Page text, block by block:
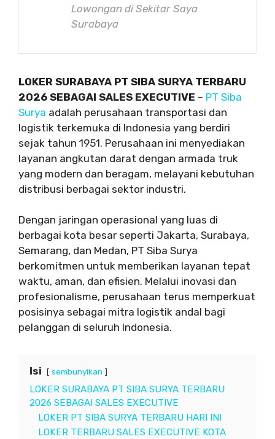
Lowongan di Sekitar Saya
Surabaya
LOKER SURABAYA PT SIBA SURYA TERBARU
2026 SEBAGAI SALES EXECUTIVE – PT Siba
Surya adalah perusahaan transportasi dan
logistik terkemuka di Indonesia yang berdiri
sejak tahun 1951. Perusahaan ini menyediakan
layanan angkutan darat dengan armada truk
yang modern dan beragam, melayani kebutuhan
distribusi berbagai sektor industri.
Dengan jaringan operasional yang luas di
berbagai kota besar seperti Jakarta, Surabaya,
Semarang, dan Medan, PT Siba Surya
berkomitmen untuk memberikan layanan tepat
waktu, aman, dan efisien. Melalui inovasi dan
profesionalisme, perusahaan terus memperkuat
posisinya sebagai mitra logistik andal bagi
pelanggan di seluruh Indonesia.
Isi sembunyikan
LOKER SURABAYA PT SIBA SURYA TERBARU
2026 SEBAGAI SALES EXECUTIVE
LOKER PT SIBA SURYA TERBARU HARI INI
LOKER TERBARU SALES EXECUTIVE KOTA